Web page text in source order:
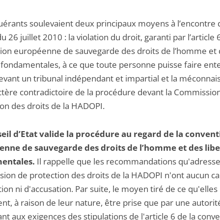
soulevaient deux principaux moyens à l’encontre
26 juillet 2010 : la violation du droit, garanti par l’article
européenne de sauvegarde des droits de l’homme et
à ce que toute personne puisse faire
un tribunal indépendant et impartial et la
contradictoire de la procédure devant la
des droits de la HADOPI.
d’Etat valide la procédure au regard de la
de sauvegarde des droits de l’homme et des
Il rappelle que les recommandations
de protection des droits de la HADOPI n'ont aucun
ni d'accusation. Par suite, le moyen tiré de ce qu'elles
à raison de leur nature, être prise que par une
aux exigences des stipulations de l'article 6 de la